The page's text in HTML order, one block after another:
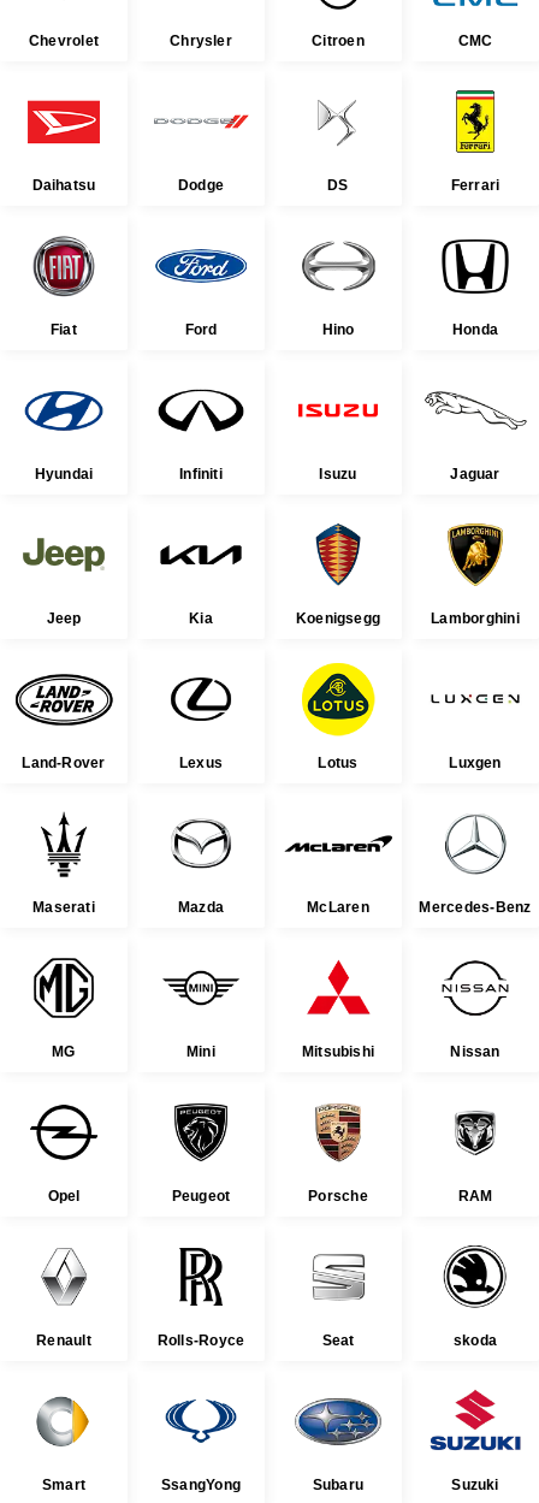
Chevrolet Chrysler Citroen CMC
Daihatsu Dodge DS Ferrari
Fiat Ford Hino Honda
Hyundai Infiniti Isuzu Jaguar
Jeep Kia Koenigsegg Lamborghini
Land-Rover Lexus Lotus Luxgen
Maserati Mazda McLaren Mercedes-Benz
MG Mini Mitsubishi Nissan
Opel Peugeot Porsche RAM
Renault Rolls-Royce Seat skoda
Smart SsangYong Subaru Suzuki